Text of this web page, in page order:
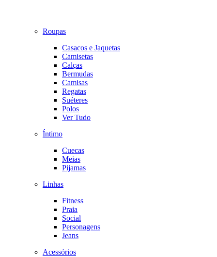
Roupas
Casacos e Jaquetas
Camisetas
Calças
Bermudas
Camisas
Regatas
Suéteres
Polos
Ver Tudo
Íntimo
Cuecas
Meias
Pijamas
Linhas
Fitness
Praia
Social
Personagens
Jeans
Acessórios